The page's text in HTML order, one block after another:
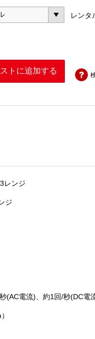
レンタ
トに追加する
レンジ
ジ
(AC電流)、約1回/秒(DC電